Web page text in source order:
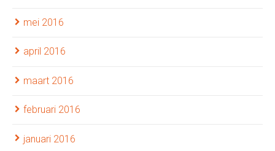
mei 2016
april 2016
maart 2016
februari 2016
januari 2016